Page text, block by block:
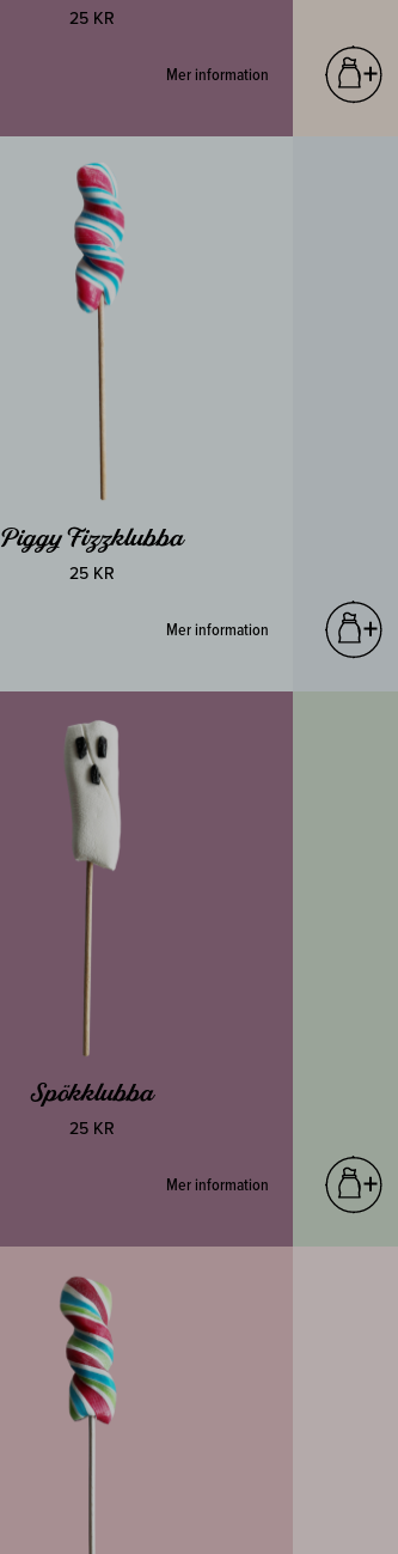
25 KR
Mer information
Piggy Fizzklubba
25 KR
Mer information
Spökklubba
25 KR
Mer information